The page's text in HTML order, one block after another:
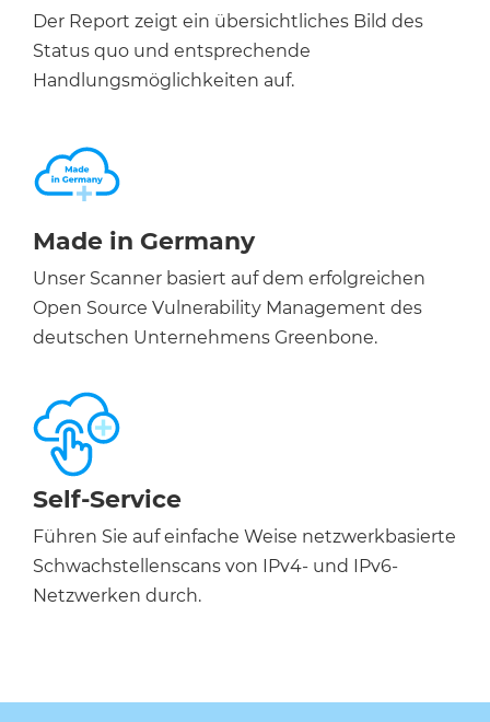
Der Report zeigt ein übersichtliches Bild des
Status quo und entsprechende
Handlungsmöglichkeiten auf.
Made in Germany
Unser Scanner basiert auf dem erfolgreichen
Open Source Vulnerability Management des
deutschen Unternehmens Greenbone.
Self-Service
Führen Sie auf einfache Weise netzwerkbasierte
Schwachstellenscans von IPv4- und IPv6-
Netzwerken durch.